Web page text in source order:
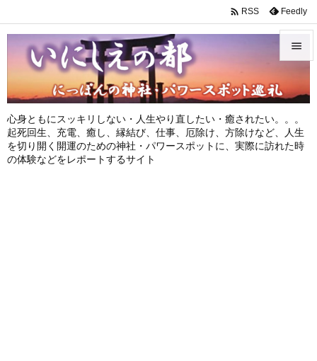
心身ともにスッキリしない・人生やり直したい・癒されたい。。。
起死回生、充電、癒し、縁結び、仕事、厄除け、方除けなど、人生
を切り開く開運のための神社・パワースポットに、実際に訪れた時
の体験などをレポートするサイト


メニュ
サイド

 RSS Feedly